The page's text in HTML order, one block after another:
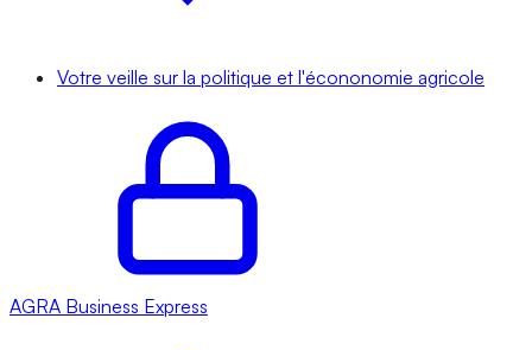
Votre veille sur la politique et l'écononomie agricole
AGRA Business Express